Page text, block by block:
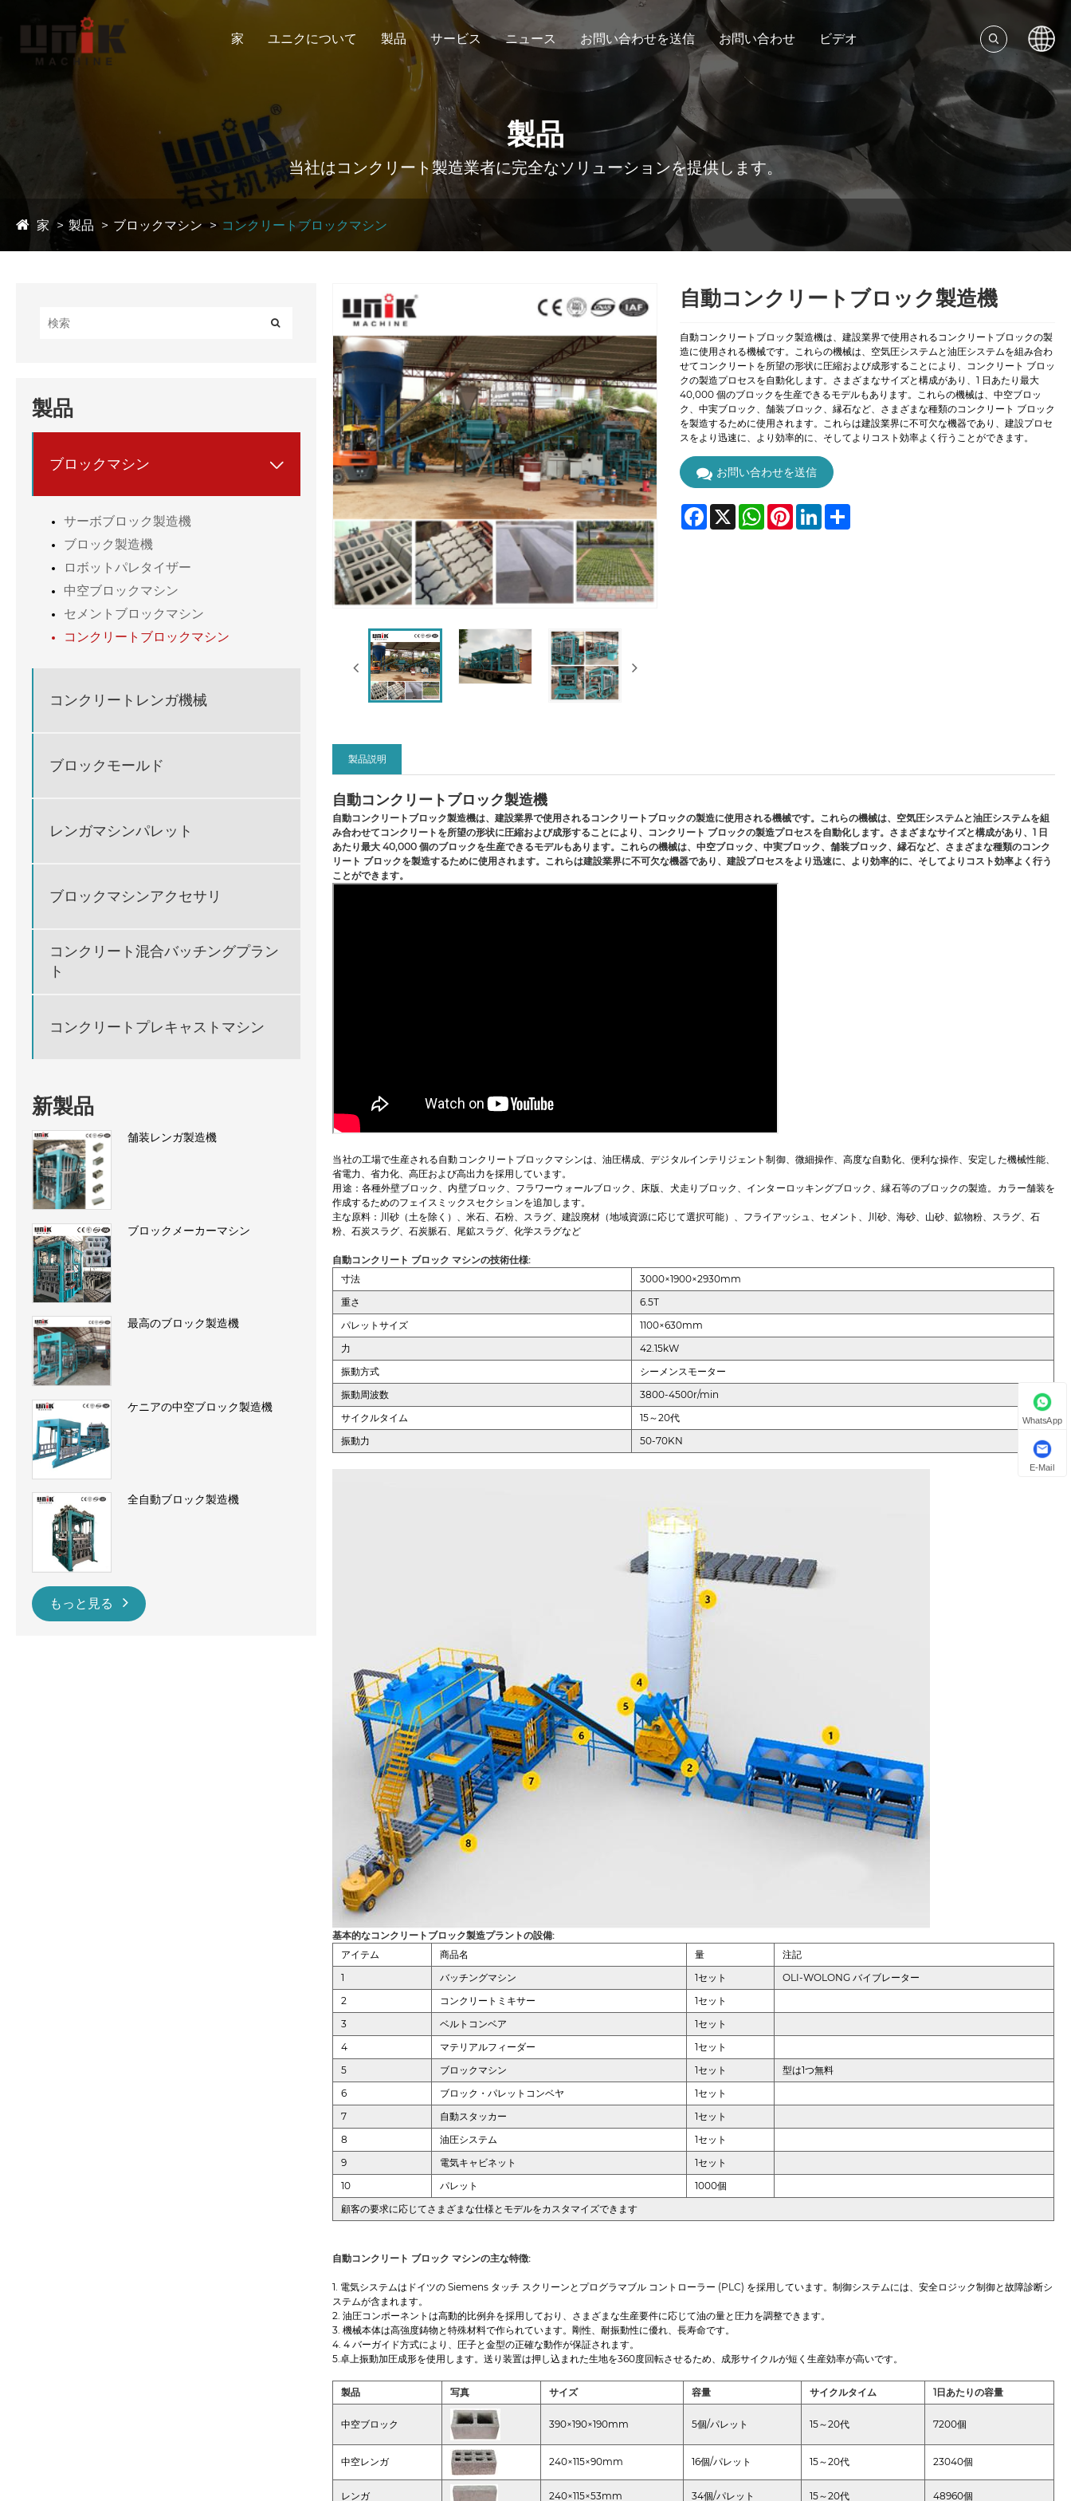
家 ユニクについて 製品 サービス ニュース お問い合わせを送信 お問い合わせ ビデオ
製品
当社はコンクリート製造業者に完全なソリューションを提供します。
家 製品 ブロックマシン コンクリートブロックマシン
製品
ブロックマシン 
サーボブロック製造機
ブロック製造機
ロボットパレタイザー
中空ブロックマシン
セメントブロックマシン
コンクリートブロックマシン
コンクリートレンガ機械
ブロックモールド
レンガマシンパレット
ブロックマシンアクセサリ
コンクリート混合バッチングプラン
ト
コンクリートプレキャストマシン
新製品
舗装レンガ製造機
ブロックメーカーマシン
最高のブロック製造機
ケニアの中空ブロック製造機
全自動ブロック製造機
もっと見る
自動コンクリートブロック製造機
自動コンクリートブロック製造機は、建設業界で使用されるコンクリートブロックの製
造に使用される機械です。これらの機械は、空気圧システムと油圧システムを組み合わ
せてコンクリートを所望の形状に圧縮および成形することにより、コンクリート ブロッ
クの製造プロセスを自動化します。さまざまなサイズと構成があり、1 日あたり最大
40,000 個のブロックを生産できるモデルもあります。これらの機械は、中空ブロッ
ク、中実ブロック、舗装ブロック、縁石など、さまざまな種類のコンクリート ブロック
を製造するために使用されます。これらは建設業界に不可欠な機器であり、建設プロセ
スをより迅速に、より効率的に、そしてよりコスト効率よく行うことができます。
お問い合わせを送信
Facebook
X WhatsAppPinterestLinkedInShare
製品説明
自動コンクリートブロック製造機
自動コンクリートブロック製造機は、建設業界で使用されるコンクリートブロックの製造に使用される機械です。これらの機械は、空気圧システムと油圧システムを組
み合わせてコンクリートを所望の形状に圧縮および成形することにより、コンクリート ブロックの製造プロセスを自動化します。さまざまなサイズと構成があり、1 日
あたり最大 40,000 個のブロックを生産できるモデルもあります。これらの機械は、中空ブロック、中実ブロック、舗装ブロック、縁石など、さまざまな種類のコンク
リート ブロックを製造するために使用されます。これらは建設業界に不可欠な機器であり、建設プロセスをより迅速に、より効率的に、そしてよりコスト効率よく行う
ことができます。
当社の工場で生産される自動コンクリートブロックマシンは、油圧構成、デジタルインテリジェント制御、微細操作、高度な自動化、便利な操作、安定した機械性能、
省電力、省力化、高圧および高出力を採用しています。
用途：各種外壁ブロック、内壁ブロック、フラワーウォールブロック、床版、犬走りブロック、インターロッキングブロック、縁石等のブロックの製造。カラー舗装を
作成するためのフェイスミックスセクションを追加します。
主な原料：川砂（土を除く）、米石、石粉、スラグ、建設廃材（地域資源に応じて選択可能）、フライアッシュ、セメント、川砂、海砂、山砂、鉱物粉、スラグ、石
粉、石炭スラグ、石炭脈石、尾鉱スラグ、化学スラグなど
自動コンクリート ブロック マシンの技術仕様:
寸法
3000×1900×2930mm
重さ
6.5T
パレットサイズ
1100×630mm
力
42.15kW
振動方式
シーメンスモーター
振動周波数
3800-4500r/min
サイクルタイム
15～20代
振動力
50-70KN
基本的なコンクリートブロック製造プラントの設備:
アイテム
商品名 量
注記
1
バッチングマシン 1セット
OLI-WOLONG バイブレーター
2
コンクリートミキサー
1セット
3
ベルトコンベア
1セット
4
マテリアルフィーダー
1セット
5
ブロックマシン 1セット
型は1つ無料
6
ブロック・パレットコンベヤ
1セット
7
自動スタッカー
1セット
8
油圧システム
1セット
9
電気キャビネット
1セット
10
パレット
1000個
顧客の要求に応じてさまざまな仕様とモデルをカスタマイズできます
自動コンクリート ブロック マシンの主な特徴:
1. 電気システムはドイツの Siemens タッチ スクリーンとプログラマブル コントローラー (PLC) を採用しています。制御システムには、安全ロジック制御と故障診断シ
ステムが含まれます。
2. 油圧コンポーネントは高動的比例弁を採用しており、さまざまな生産要件に応じて油の量と圧力を調整できます。
3. 機械本体は高強度鋳物と特殊材料で作られています。剛性、耐振動性に優れ、長寿命です。
4. 4 バーガイド方式により、圧子と金型の正確な動作が保証されます。
5.卓上振動加圧成形を使用します。送り装置は押し込まれた生地を360度回転させるため、成形サイクルが短く生産効率が高いです。
製品 写真 サイズ 容量 サイクルタイム 1日あたりの容量
中空ブロック 390×190×190mm 5個/パレット 15～20代 7200個
中空レンガ 240×115×90mm 16個/パレット 15～20代 23040個
レンガ 240×115×53mm 34個/パレット 15～20代 48960個
WhatsApp
E-Mail